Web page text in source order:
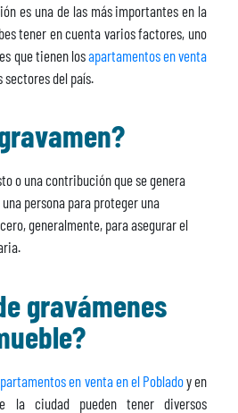
es una de las más importantes en la
tener en cuenta varios factores, uno
que tienen losapartamentos en venta
sectores del país.
o una contribución que se genera
persona para proteger una
generalmente, para asegurar el
gravámenes
en venta en el Pobladoy en
la ciudad pueden tener diversos